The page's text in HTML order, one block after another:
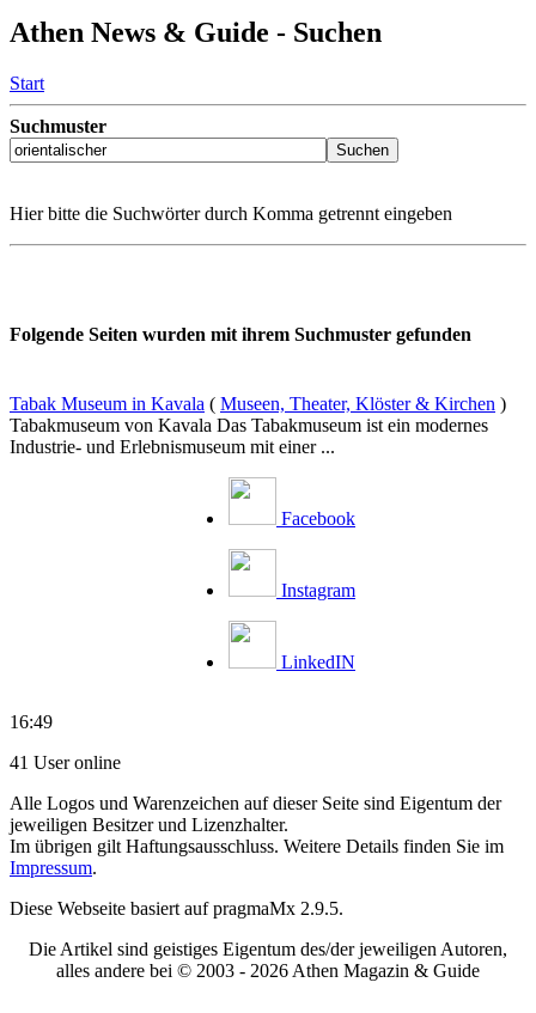
Athen News & Guide - Suchen
Start
Suchmuster
Hier bitte die Suchwörter durch Komma getrennt eingeben
Folgende Seiten wurden mit ihrem Suchmuster gefunden
Tabak Museum in Kavala ( Museen, Theater, Klöster & Kirchen )
Tabakmuseum von Kavala Das Tabakmuseum ist ein modernes
Industrie- und Erlebnismuseum mit einer ...
Facebook
Instagram
LinkedIN
16:49
41 User online
Alle Logos und Warenzeichen auf dieser Seite sind Eigentum der
jeweiligen Besitzer und Lizenzhalter.
Im übrigen gilt Haftungsausschluss. Weitere Details finden Sie im
Impressum.
Diese Webseite basiert auf pragmaMx 2.9.5.
Die Artikel sind geistiges Eigentum des/der jeweiligen Autoren,
alles andere bei © 2003 - 2026 Athen Magazin & Guide